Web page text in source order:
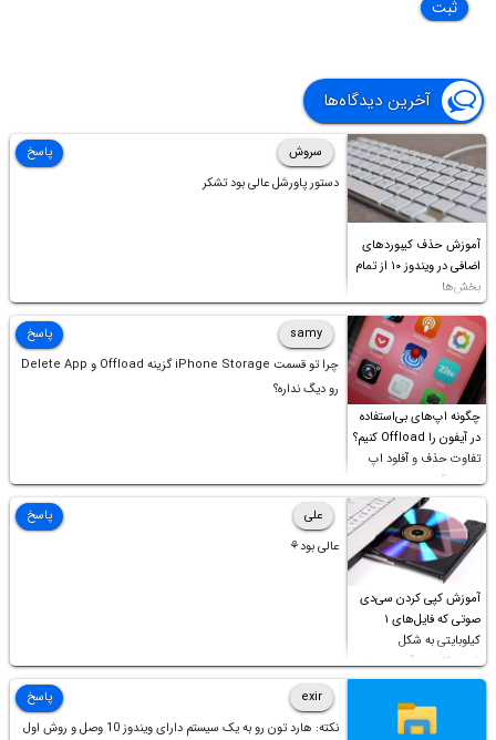
آخرین دیدگاه‌ها
آموزش حذف کیبوردهای
اضافی در ویندوز ۱۰ از تمام
بخش‌ها
سروش
دستور پاورشل عالی بود تشکر
پاسخ
چگونه اپ‌های بی‌استفاده
در آیفون را Offload کنیم؟
تفاوت حذف و آفلود اپ
چیست؟
samy
چرا تو قسمت iPhone Storage گزینه Offload و Delete App
رو دیگ نداره؟
پاسخ
آموزش کپی کردن سی‌دی
صوتی که فایل‌های ۱
کیلوبایتی به شکل
شورت‌کات در آن موجود
است!
علی
عالی بود⚘
پاسخ
exir
نکته: هارد تون رو به یک سیستم دارای ویندوز 10 وصل و روش اول
پاسخ